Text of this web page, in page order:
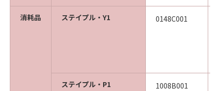
消耗品 ステイプル・Y1 0148C001
ステイプル・P1 1008B001